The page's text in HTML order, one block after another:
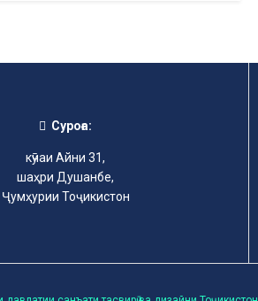
Суроға:
кӯчаи Айни 31,
шаҳри Душанбе,
Ҷумҳурии Тоҷикистон